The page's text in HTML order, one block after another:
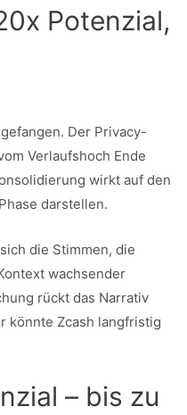
Potenzial,
Der Privacy-
Verlaufshoch Ende
wirkt auf den
darstellen.
die Stimmen, die
wachsender
rückt das Narrativ
könnte Zcash langfristig
– bis zu